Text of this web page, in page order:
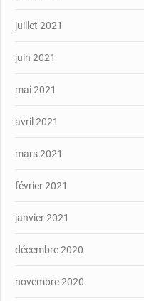
juillet 2021
juin 2021
mai 2021
avril 2021
mars 2021
février 2021
janvier 2021
décembre 2020
novembre 2020